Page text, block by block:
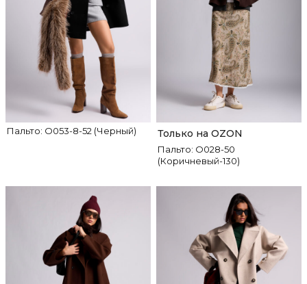
Пальто: О053-8-52 (Черный)
Пальто: О028-50
(Коричневый-130)
Только на OZON